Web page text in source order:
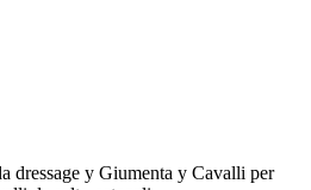
dressage y Giumenta y Cavalli per